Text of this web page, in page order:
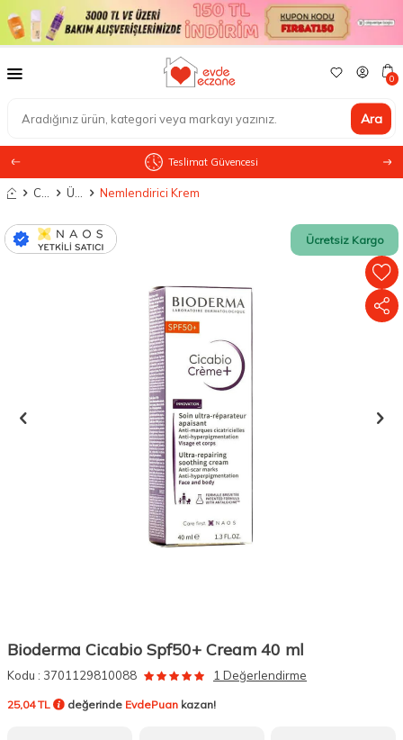
Ara
0
Teslimat Güvencesi
Anasayfa Nemlendirici Krem
Ücretsiz Kargo
Bioderma Cicabio Spf50+ Cream 40 ml
Kodu : 3701129810088 1 Değerlendirme
25,04 TL değerinde EvdePuan kazan!